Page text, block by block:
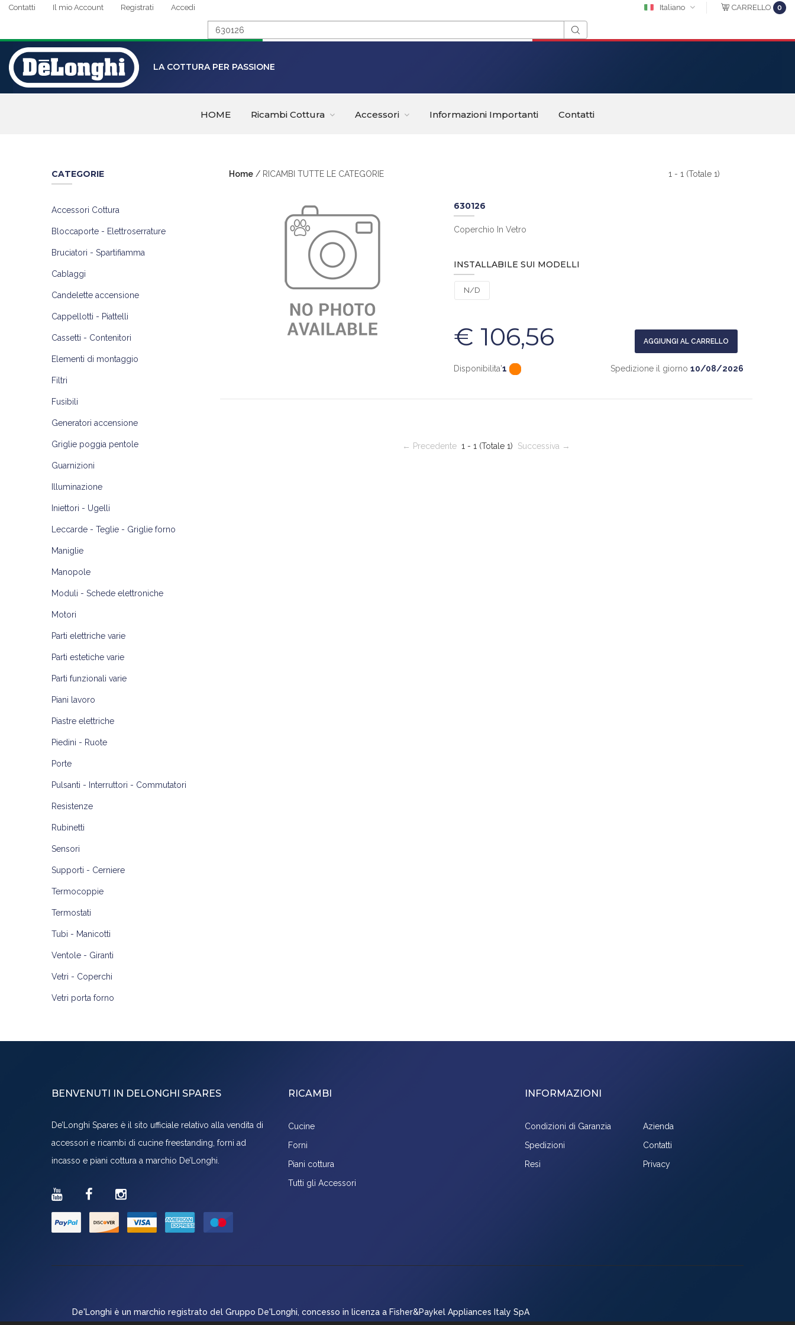
Contatti Il mio Account Registrati Accedi Italiano CARRELLO 0
LA COTTURA PER PASSIONE
HOME Ricambi Cottura Accessori Informazioni Importanti Contatti
Home / RICAMBI TUTTE LE CATEGORIE 1 - 1 (Totale 1)
630126
Coperchio In Vetro
INSTALLABILE SUI MODELLI
N/D
€ 106,56 AGGIUNGI AL CARRELLO
Disponibilita'1 Spedizione il giorno 10/08/2026
← Precedente 1 - 1 (Totale 1) Successiva →
CATEGORIE
Accessori Cottura
Bloccaporte - Elettroserrature
Bruciatori - Spartifiamma
Cablaggi
Candelette accensione
Cappellotti - Piattelli
Cassetti - Contenitori
Elementi di montaggio
Filtri
Fusibili
Generatori accensione
Griglie poggia pentole
Guarnizioni
Illuminazione
Iniettori - Ugelli
Leccarde - Teglie - Griglie forno
Maniglie
Manopole
Moduli - Schede elettroniche
Motori
Parti elettriche varie
Parti estetiche varie
Parti funzionali varie
Piani lavoro
Piastre elettriche
Piedini - Ruote
Porte
Pulsanti - Interruttori - Commutatori
Resistenze
Rubinetti
Sensori
Supporti - Cerniere
Termocoppie
Termostati
Tubi - Manicotti
Ventole - Giranti
Vetri - Coperchi
Vetri porta forno
BENVENUTI IN DELONGHI SPARES
De’Longhi Spares è il sito ufficiale relativo alla vendita di
accessori e ricambi di cucine freestanding, forni ad
incasso e piani cottura a marchio De’Longhi.
RICAMBI
Cucine
Forni
Piani cottura
Tutti gli Accessori
INFORMAZIONI
Condizioni di Garanzia
Spedizioni
Resi
Azienda
Contatti
Privacy
De'Longhi è un marchio registrato del Gruppo De'Longhi, concesso in licenza a Fisher&Paykel Appliances Italy SpA